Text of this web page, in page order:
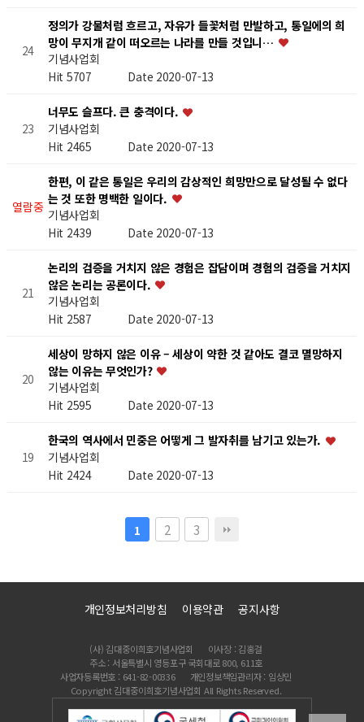
24
정의가 강물처럼 흐르고, 자유가 들꽃처럼 만발하고, 통일에의 희
망이 무지개 같이 떠오르는 나라를 만들 것입니…
기념사업회
Hit 5707 Date 2020-07-13
23
너무도 슬프다. 큰 충격이다.
기념사업회
Hit 2465 Date 2020-07-13
열람중
한편, 이 같은 통일은 우리의 감상적인 희망만으로 달성될 수 없다
는 것 또한 명백한 일이다.
기념사업회
Hit 2439 Date 2020-07-13
21
논리의 검증을 거치지 않은 경험은 잡담이며 경험의 검증을 거치지
않은 논리는 공론이다.
기념사업회
Hit 2587 Date 2020-07-13
20
세상이 망하지 않은 이유 – 세상이 약한 것 같아도 결코 멸망하지
않는 이유는 무엇인가?
기념사업회
Hit 2595 Date 2020-07-13
19
한국의 역사에서 민중은 어떻게 그 발자취를 남기고 있는가.
기념사업회
Hit 2424 Date 2020-07-13
1 2 3
개인정보처리방침 이용약관 공지사항
(사) 김대중이희호기념사업회
이사장 : 김홍걸
주소 : 서울특별시 영등포구 국회대로 800, 611호
사업자등록번호 : 641-82-00336
개인정보책임관리자 : 임상민
Copyright 김대중이희호기념사업회 All Rights Reserved.